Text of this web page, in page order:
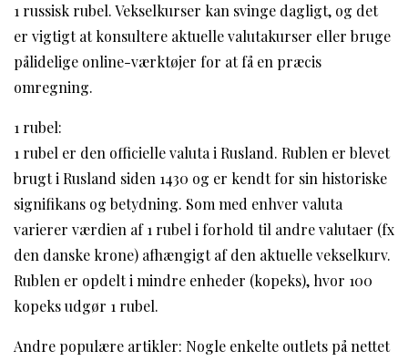
1 russisk rubel. Vekselkurser kan svinge dagligt, og det
er vigtigt at konsultere aktuelle valutakurser eller bruge
pålidelige online-værktøjer for at få en præcis
omregning.
1 rubel:
1 rubel er den officielle valuta i Rusland. Rublen er blevet
brugt i Rusland siden 1430 og er kendt for sin historiske
signifikans og betydning. Som med enhver valuta
varierer værdien af 1 rubel i forhold til andre valutaer (fx
den danske krone) afhængigt af den aktuelle vekselkurv.
Rublen er opdelt i mindre enheder (kopeks), hvor 100
kopeks udgør 1 rubel.
Andre populære artikler: Nogle enkelte outlets på nettet